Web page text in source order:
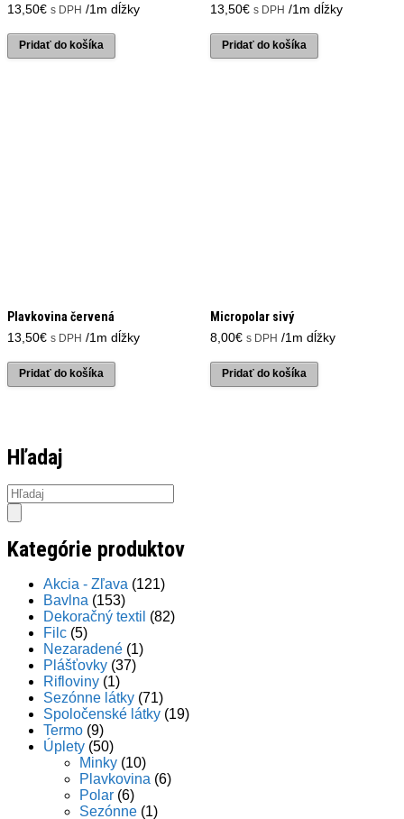
13,50€ s DPH /1m dĺžky
Pridať do košíka
13,50€ s DPH /1m dĺžky
Pridať do košíka
Plavkovina červená
13,50€ s DPH /1m dĺžky
Pridať do košíka
Micropolar sivý
8,00€ s DPH /1m dĺžky
Pridať do košíka
Hľadaj
Products
search
Kategórie produktov
Akcia - Zľava (121)
Bavlna (153)
Dekoračný textil (82)
Filc (5)
Nezaradené (1)
Plášťovky (37)
Rifloviny (1)
Sezónne látky (71)
Spoločenské látky (19)
Termo (9)
Úplety (50)
Minky (10)
Plavkovina (6)
Polar (6)
Sezónne (1)